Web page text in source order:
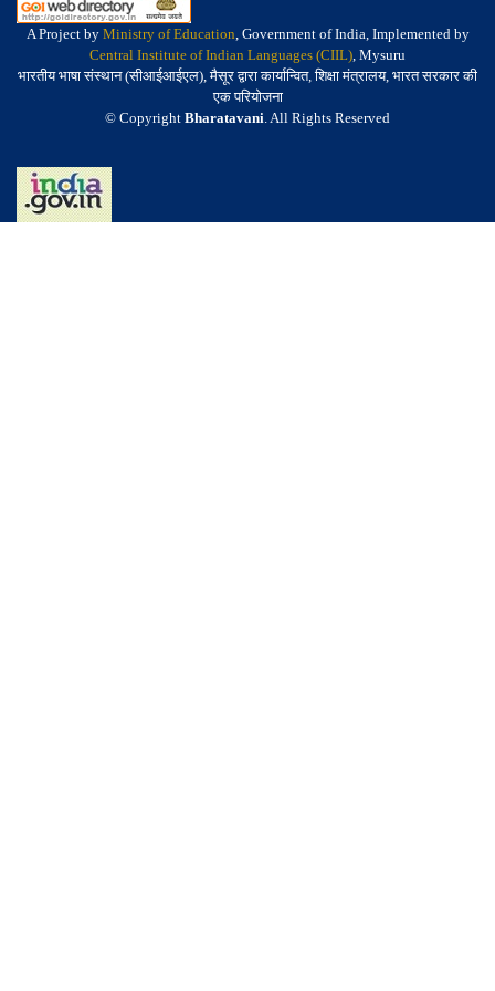
A Project by Ministry of Education, Government of India, Implemented by
Central Institute of Indian Languages (CIIL), Mysuru
भारतीय भाषा संस्थान (सीआईआईएल), मैसूर द्वारा कार्यान्वित, शिक्षा मंत्रालय, भारत सरकार की
एक परियोजना
© Copyright Bharatavani. All Rights Reserved